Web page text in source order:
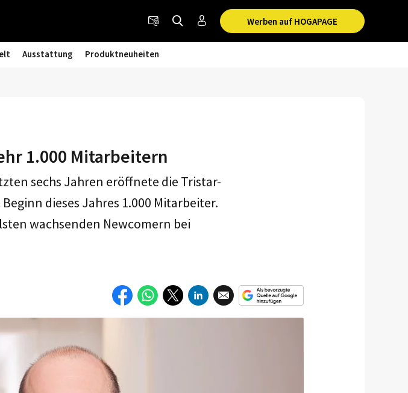
Werben auf HOGAPAGE
Ausstattung Produktneuheiten
1.000 Mitarbeitern
sechs Jahren eröffnete die Tristar-
dieses Jahres 1.000 Mitarbeiter.
wachsenden Newcomern bei